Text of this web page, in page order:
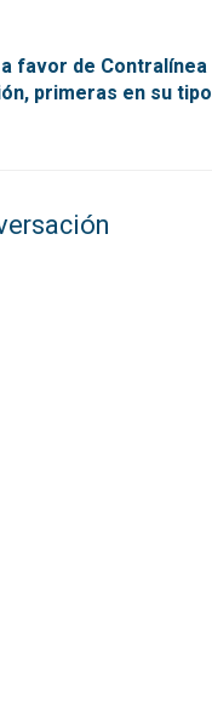
favor de Contralínea
primeras en su tipo